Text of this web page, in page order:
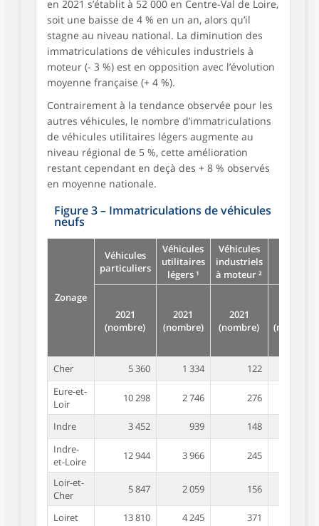
en 2021 s’établit à 52 000 en Centre-Val de Loire,
soit une baisse de 4 % en un an, alors qu’il
stagne au niveau national. La diminution des
immatriculations de véhicules industriels à
moteur (- 3 %) est en opposition avec l’évolution
moyenne française (+ 4 %).
Contrairement à la tendance observée pour les
autres véhicules, le nombre d’immatriculations
de véhicules utilitaires légers augmente au
niveau régional de 5 %, cette amélioration
restant cependant en deçà des + 8 % observés
en moyenne nationale.
Figure 3– Immatriculations de véhicules
neufs
Zonage
Véhicules
particuliers
Véhicules
utilitaires
légers ¹
Véhicules
industriels
à moteur ²
2021
(nombre)
2021
(nombre)
2021
(nombre)
(nombre)
Cher 5 360 1 334 122
Eure-et-
Loir
10 298 2 746 276
Indre 3 452 939 148
Indre-
et-Loire
12 944 3 966 245
Loir-et-
Cher
5 847 2 059 156
Loiret 13 810 4 245 371